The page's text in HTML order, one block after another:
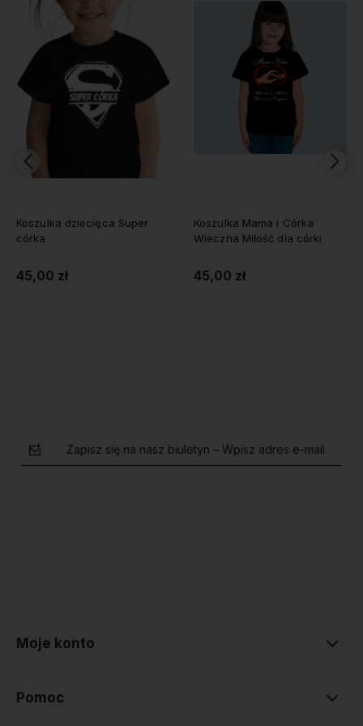
Koszulka dziecięca Super
córka
45,00 zł
Koszulka Mama i Córka
Wieczna Miłość dla córki
45,00 zł
Zapisz się na nasz biuletyn – Wpisz adres e-mail
Moje konto
Pomoc